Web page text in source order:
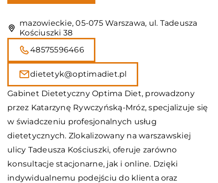
mazowieckie, 05-075 Warszawa, ul. Tadeusza
Kościuszki 38
48575596466
dietetyk@optimadiet.pl
Gabinet Dietetyczny Optima Diet, prowadzony
przez Katarzynę Rywczyńską-Mróz, specjalizuje się
w świadczeniu profesjonalnych usług
dietetycznych. Zlokalizowany na warszawskiej
ulicy Tadeusza Kościuszki, oferuje zarówno
konsultacje stacjonarne, jak i online. Dzięki
indywidualnemu podejściu do klienta oraz